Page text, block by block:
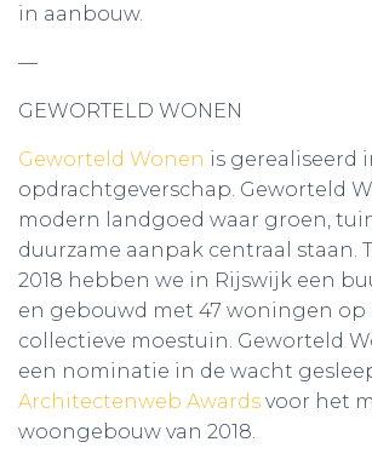
in aanbouw.
—
GEWORTELD WONEN
Geworteld Wonen is gerealiseerd
opdrachtgeverschap. Geworteld
modern landgoed waar groen,
duurzame aanpak centraal staan.
2018 hebben we in Rijswijk een
en gebouwd met 47 woningen op
collectieve moestuin. Geworteld
een nominatie in de wacht
Architectenweb Awards voor het
woongebouw van 2018.